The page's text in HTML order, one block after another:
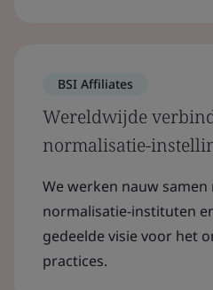
BSI Affiliates
Wereldwijde
normalisatie-
We werken nauw
normalisatie-instituten
gedeelde visie voor het
practices.